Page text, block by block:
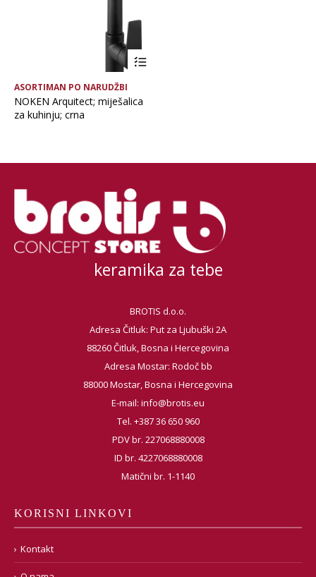
ASORTIMAN PO NARUDŽBI
NOKEN Arquitect; miješalica
za kuhinju; crna
keramika za tebe
BROTIS d.o.o.
Adresa Čitluk: Put za Ljubuški 2A
88260 Čitluk, Bosna i Hercegovina
Adresa Mostar: Rodoč bb
88000 Mostar, Bosna i Hercegovina
E-mail: info@brotis.eu
Tel. +387 36 650 960
PDV br. 227068880008
ID br. 4227068880008
Matični br. 1-1140
KORISNI LINKOVI
Kontakt